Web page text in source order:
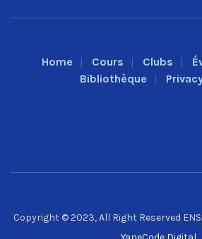
Home Cours Clubs
Bibliothèque
Copyright © 2023, All Right Reserved